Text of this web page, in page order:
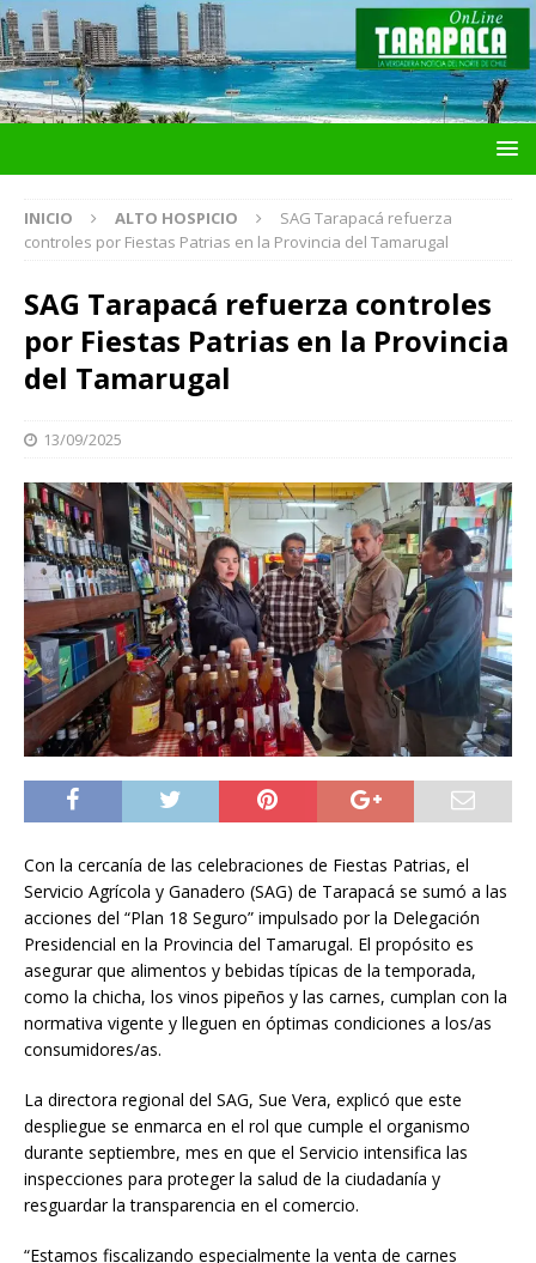
INICIO ALTO HOSPICIO
SAG Tarapacá refuerza
controles por Fiestas Patrias en la Provincia del Tamarugal
SAG Tarapacá refuerza controles
por Fiestas Patrias en la Provincia
del Tamarugal
13/09/2025
Con la cercanía de las celebraciones de Fiestas Patrias, el
Servicio Agrícola y Ganadero (SAG) de Tarapacá se sumó a las
acciones del “Plan 18 Seguro” impulsado por la Delegación
Presidencial en la Provincia del Tamarugal. El propósito es
asegurar que alimentos y bebidas típicas de la temporada,
como la chicha, los vinos pipeños y las carnes, cumplan con la
normativa vigente y lleguen en óptimas condiciones a los/as
consumidores/as.
La directora regional del SAG, Sue Vera, explicó que este
despliegue se enmarca en el rol que cumple el organismo
durante septiembre, mes en que el Servicio intensifica las
inspecciones para proteger la salud de la ciudadanía y
resguardar la transparencia en el comercio.
“Estamos fiscalizando especialmente la venta de carnes